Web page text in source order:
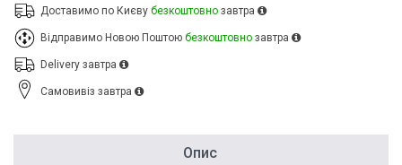
Доставимо по Києву безкоштовно завтра
Відправимо Новою Поштою безкоштовно завтра
Delivery завтра
Cамовивіз завтра
Опис